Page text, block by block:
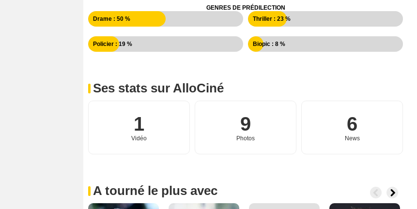
GENRES DE PRÉDILECTION
Drame : 50 %
Thriller : 23 %
Policier : 19 % Biopic : 8 %
Ses stats sur AlloCiné
1
Vidéo
9
Photos
6
News
A tourné le plus avec